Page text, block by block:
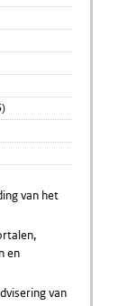
van het
en
van